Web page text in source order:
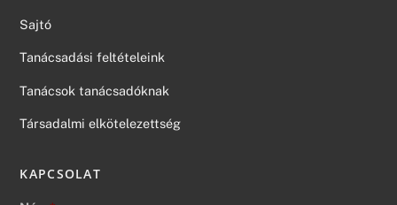
Sajtó
Tanácsadási feltételeink
Tanácsok tanácsadóknak
Társadalmi elkötelezettség
KAPCSOLAT